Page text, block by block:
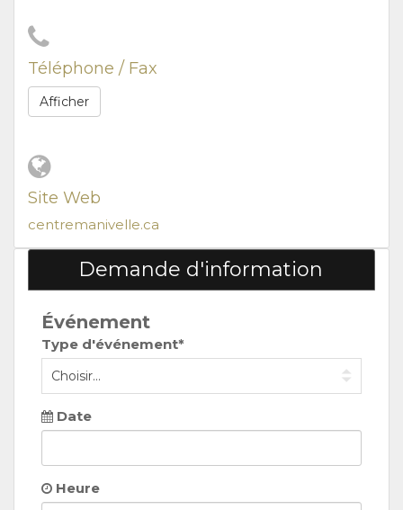
Téléphone / Fax
Afficher
Site Web
centremanivelle.ca
Demande d'information
Événement
Type d'événement*
Date
Heure